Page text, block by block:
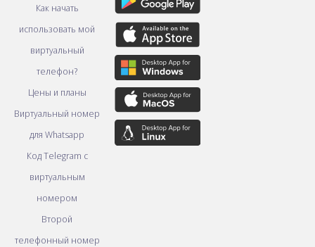
Как начать
использовать мой
виртуальный
телефон?
Цены и планы
Виртуальный номер
для Whatsapp
Код Telegram с
виртуальным
номером
Второй
телефонный номер